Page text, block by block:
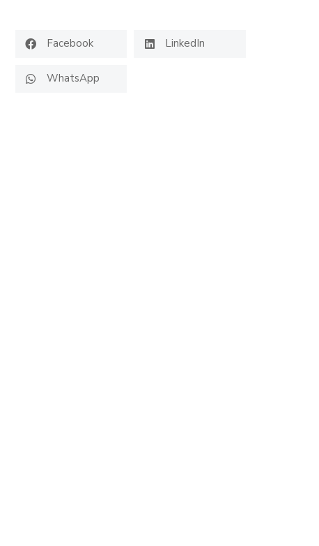
Facebook LinkedIn
WhatsApp